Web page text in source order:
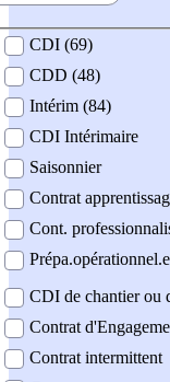
contrat
CDI (69)
CDD (48)
Intérim (84)
CDI Intérimaire
Saisonnier
Contrat
Cont.
CDI de chantier ou
Contrat
Contrat intermittent